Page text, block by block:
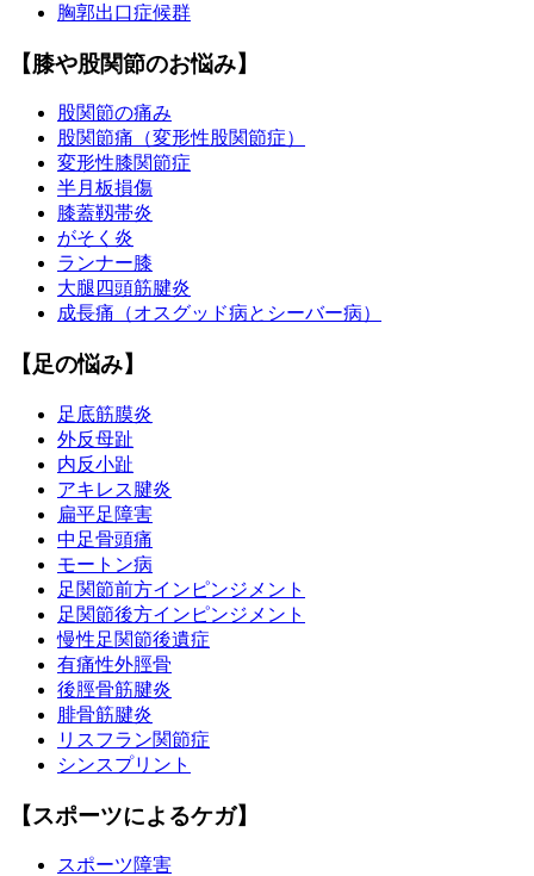
胸郭出口症候群
【膝や股関節のお悩み】
股関節の痛み
股関節痛（変形性股関節症）
変形性膝関節症
半月板損傷
膝蓋靱帯炎
がそく炎
ランナー膝
大腿四頭筋腱炎
成長痛（オスグッド病とシーバー病）
【足の悩み】
足底筋膜炎
外反母趾
内反小趾
アキレス腱炎
扁平足障害
中足骨頭痛
モートン病
足関節前方インピンジメント
足関節後方インピンジメント
慢性足関節後遺症
有痛性外脛骨
後脛骨筋腱炎
腓骨筋腱炎
リスフラン関節症
シンスプリント
【スポーツによるケガ】
スポーツ障害